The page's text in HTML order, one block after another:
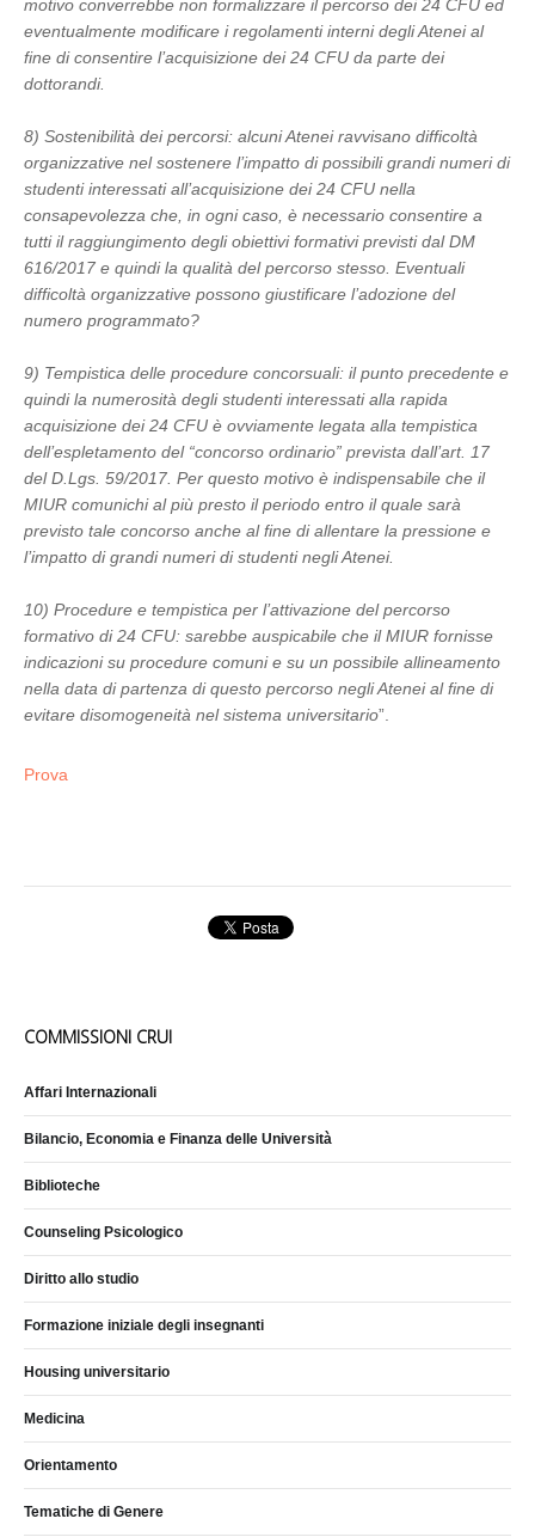
motivo converrebbe non formalizzare il percorso dei 24 CFU ed
eventualmente modificare i regolamenti interni degli Atenei al
fine di consentire l’acquisizione dei 24 CFU da parte dei
dottorandi.
8) Sostenibilità dei percorsi: alcuni Atenei ravvisano difficoltà
organizzative nel sostenere l’impatto di possibili grandi numeri di
studenti interessati all’acquisizione dei 24 CFU nella
consapevolezza che, in ogni caso, è necessario consentire a
tutti il raggiungimento degli obiettivi formativi previsti dal DM
616/2017 e quindi la qualità del percorso stesso. Eventuali
difficoltà organizzative possono giustificare l’adozione del
numero programmato?
9) Tempistica delle procedure concorsuali: il punto precedente e
quindi la numerosità degli studenti interessati alla rapida
acquisizione dei 24 CFU è ovviamente legata alla tempistica
dell’espletamento del “concorso ordinario” prevista dall’art. 17
del D.Lgs. 59/2017. Per questo motivo è indispensabile che il
MIUR comunichi al più presto il periodo entro il quale sarà
previsto tale concorso anche al fine di allentare la pressione e
l’impatto di grandi numeri di studenti negli Atenei.
10) Procedure e tempistica per l’attivazione del percorso
formativo di 24 CFU: sarebbe auspicabile che il MIUR fornisse
indicazioni su procedure comuni e su un possibile allineamento
nella data di partenza di questo percorso negli Atenei al fine di
evitare disomogeneità nel sistema universitario”.
Prova
COMMISSIONI CRUI
Affari Internazionali
Bilancio, Economia e Finanza delle Università
Biblioteche
Counseling Psicologico
Diritto allo studio
Formazione iniziale degli insegnanti
Housing universitario
Medicina
Orientamento
Tematiche di Genere